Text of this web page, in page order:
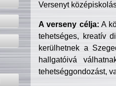
Versenyt
A verseny célja: A
tehetséges, kreatív
kerülhetnek a
hallgatóivá
tehetséggondozást,